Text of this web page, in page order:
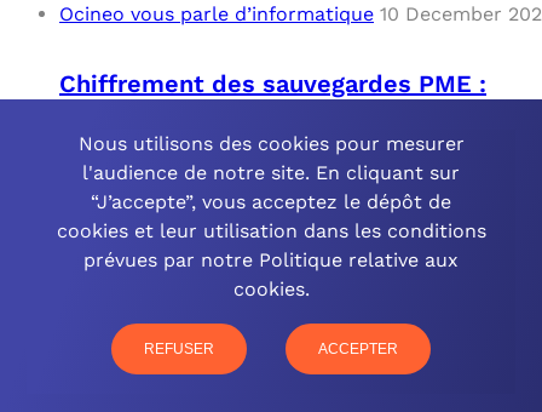
Ocineo vous parle d’informatique 10 December
Chiffrement des sauvegardes PME :
Ocineo vous parle d’informatique 10 December
Automatisation des sauvegardes pour
les PME : Solutions et Avantages
Nous utilisons des cookies pour mesurer
l'audience de notre site. En cliquant sur
“J’accepte”, vous acceptez le dépôt de
cookies et leur utilisation dans les conditions
prévues par notre Politique relative aux
cookies.
REFUSER ACCEPTER